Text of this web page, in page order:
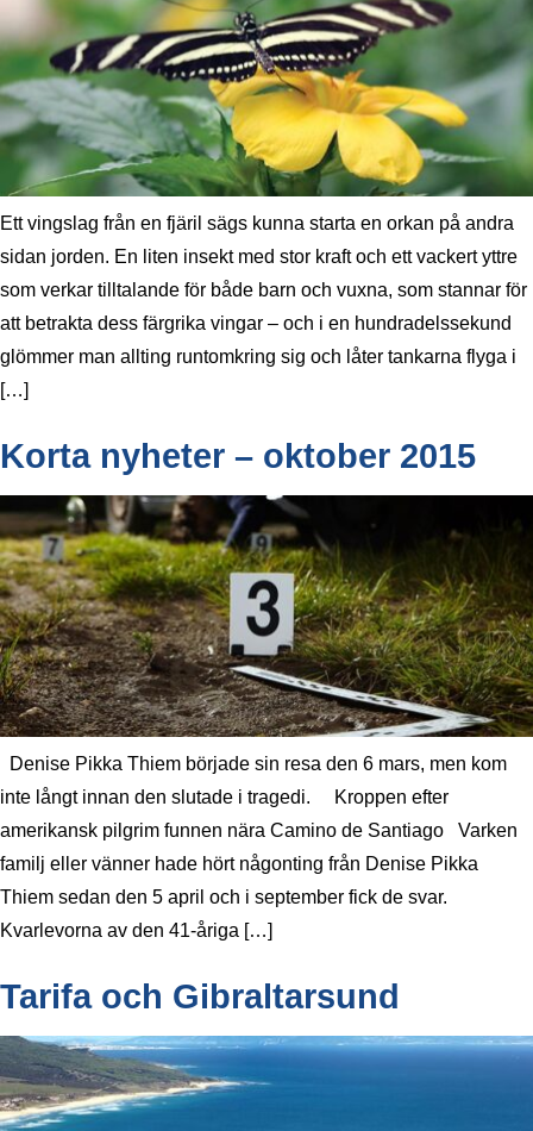
Ett vingslag från en fjäril sägs kunna starta en orkan på andra
sidan jorden. En liten insekt med stor kraft och ett vackert yttre
som verkar tilltalande för både barn och vuxna, som stannar för
att betrakta dess färgrika vingar – och i en hundradelssekund
glömmer man allting runtomkring sig och låter tankarna flyga i
[…]
Korta nyheter – oktober 2015
Denise Pikka Thiem började sin resa den 6 mars, men kom
inte långt innan den slutade i tragedi. Kroppen efter
amerikansk pilgrim funnen nära Camino de Santiago Varken
familj eller vänner hade hört någonting från Denise Pikka
Thiem sedan den 5 april och i september fick de svar.
Kvarlevorna av den 41-åriga […]
Tarifa och Gibraltarsund